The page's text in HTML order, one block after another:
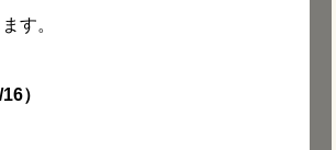
す。
）